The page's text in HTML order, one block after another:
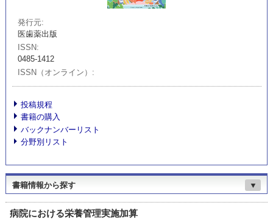
発行元
医歯薬出版
ISSN
0485-1412
ISSN（オンライン）
投稿規程
書籍の購入
バックナンバーリスト
分野別リスト
書籍情報から探す ▼
病院における栄養管理実施加算